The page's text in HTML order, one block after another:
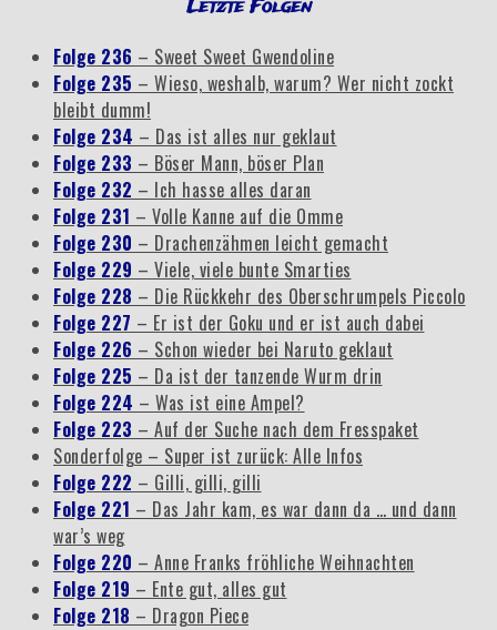
Letzte Folgen
Folge 236 – Sweet Sweet Gwendoline
Folge 235 – Wieso, weshalb, warum? Wer nicht zockt
bleibt dumm!
Folge 234 – Das ist alles nur geklaut
Folge 233 – Böser Mann, böser Plan
Folge 232 – Ich hasse alles daran
Folge 231 – Volle Kanne auf die Omme
Folge 230 – Drachenzähmen leicht gemacht
Folge 229 – Viele, viele bunte Smarties
Folge 228 – Die Rückkehr des Oberschrumpels Piccolo
Folge 227 – Er ist der Goku und er ist auch dabei
Folge 226 – Schon wieder bei Naruto geklaut
Folge 225 – Da ist der tanzende Wurm drin
Folge 224 – Was ist eine Ampel?
Folge 223 – Auf der Suche nach dem Fresspaket
Sonderfolge – Super ist zurück: Alle Infos
Folge 222 – Gilli, gilli, gilli
Folge 221 – Das Jahr kam, es war dann da … und dann
war’s weg
Folge 220 – Anne Franks fröhliche Weihnachten
Folge 219 – Ente gut, alles gut
Folge 218 – Dragon Piece